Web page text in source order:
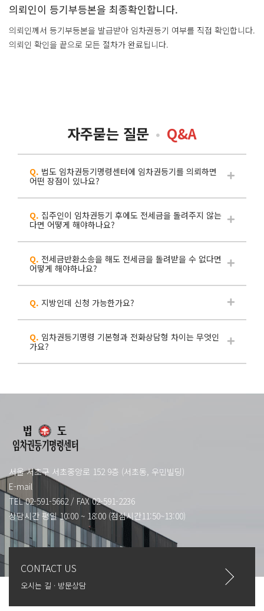
의뢰인이 등기부등본을 최종확인합니다.
의뢰인께서 등기부등본을 발급받아 임차권등기 여부를 직접 확인합니다.
의뢰인 확인을 끝으로 모든 절차가 완료됩니다.
자주묻는 질문 Q&A
Q. 법도 임차권등기명령센터에 임차권등기를 의뢰하면
어떤 장점이 있나요?
Q. 집주인이 임차권등기 후에도 전세금을 돌려주지 않는
다면 어떻게 해야하나요?
Q. 전세금반환소송을 해도 전세금을 돌려받을 수 없다면
어떻게 해야하나요?
Q. 지방인데 신청 가능한가요?
Q. 임차권등기명령 기본형과 전화상담형 차이는 무엇인
가요?
서울 서초구 서초중앙로 152 9층 (서초동, 우민빌딩)
E-mail
TEL 02-591-5662 / FAX 02-591-2236
상담시간 평일 10:00 ~ 18:00 (점심시간11:50~13:00)
CONTACT US
오시는 길 · 방문상담